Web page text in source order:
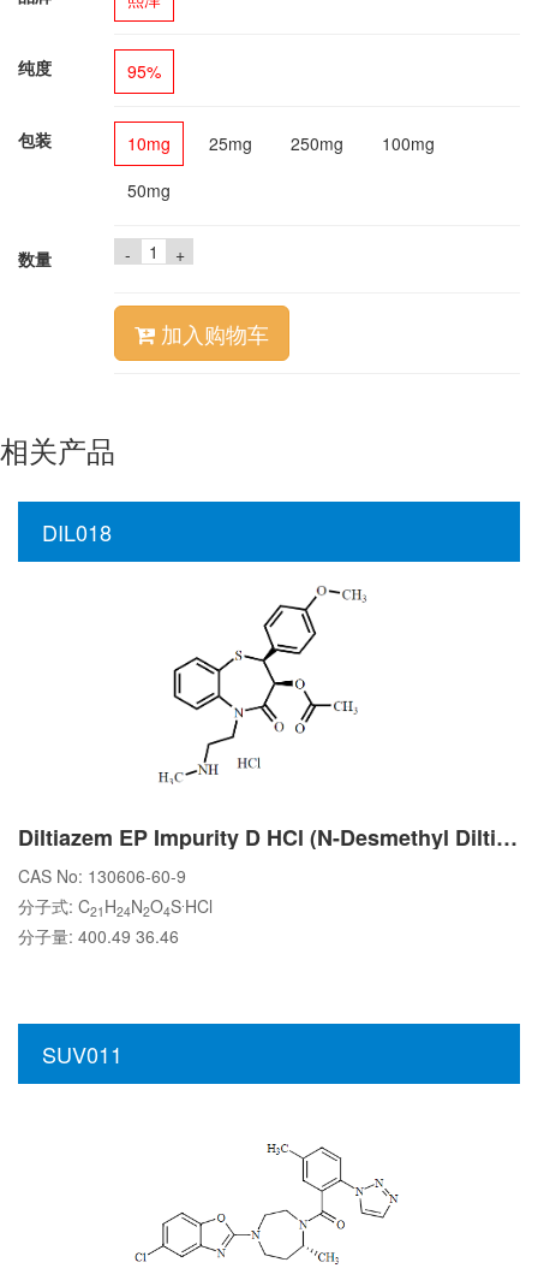
纯度 95%
包装 10mg 25mg 250mg
100mg
50mg
数量 - +
加入购物车
相关产品
DIL018
Diltiazem EP Impurity D HCl (N-Desmethyl Diltiazem HCl)
CAS No: 130606-60-9
分子式: C21 H24N2O4S HCl
分子量: 400.49 36.46
SUV011